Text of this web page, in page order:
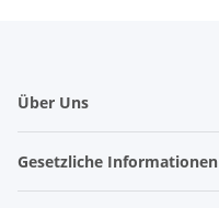
Über Uns
Gesetzliche Informationen